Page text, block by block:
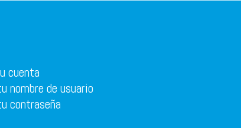
cuenta
nombre de usuario
contraseña